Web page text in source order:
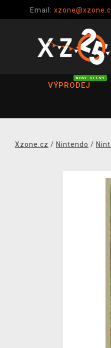
Email:
VÝPRODEJ
NOVÉ SLEVY
Xzone.cz / Nintendo /